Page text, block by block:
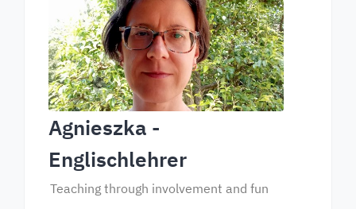
Agnieszka -
Englischlehrer
Teaching through involvement and fun